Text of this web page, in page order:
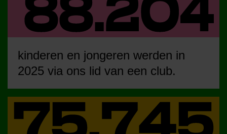
kinderen en jongeren werden in
2025 via ons lid van een club.